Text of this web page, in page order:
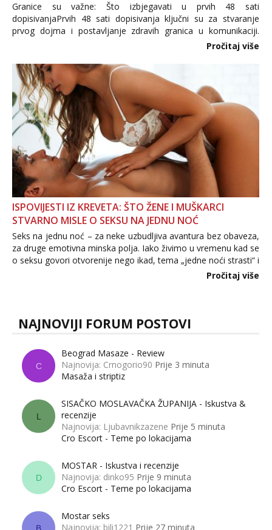
Granice su važne: Što izbjegavati u prvih 48 sati
dopisivanjaPrvih 48 sati dopisivanja ključni su za stvaranje
prvog dojma i postavljanje zdravih granica u komunikaciji.
Važno je izbjeći prebrzo otkrivanje osobnih ili intimnih
informacija, jer nepoznata osoba još nije zaslužila to
povjerenje. Takođe...
Pročitaj više
ISPOVIJESTI IZ KREVETA: ŠTO ŽENE I MUŠKARCI
STVARNO MISLE O SEKSU NA JEDNU NOĆ
Seks na jednu noć – za neke uzbudljiva avantura bez obaveza,
za druge emotivna minska polja. Iako živimo u vremenu kad se
o seksu govori otvorenije nego ikad, tema „jedne noći strasti“ i
dalje izaziva burne rasprave. Što zapravo misle žene, a što
Pročitaj više
NAJNOVIJI FORUM POSTOVI
C
Beograd Masaze - Review
Najnovija: Crnogorio90 Prije 3 minuta
Masaža i striptiz
L
SISAČKO MOSLAVAČKA ŽUPANIJA - Iskustva &
recenzije
Najnovija: Ljubavnikzazene Prije 5 minuta
Cro Escort - Teme po lokacijama
D
MOSTAR - Iskustva i recenzije
Najnovija: dinko95 Prije 9 minuta
Cro Escort - Teme po lokacijama
Mostar seks
Najnovija: bili1221 Prije 27 minuta